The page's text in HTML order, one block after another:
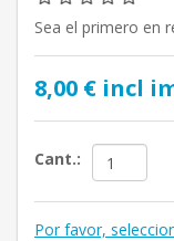
Sea el primero en
8,00 € incl
Cant.:
Por favor,